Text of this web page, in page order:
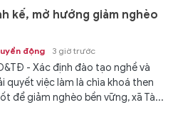
kế, mở hướng giảm nghèo
động 3 giờ trước
- Xác định đào tạo nghề và
quyết việc làm là chìa khoá then
để giảm nghèo bền vững, xã Tà...